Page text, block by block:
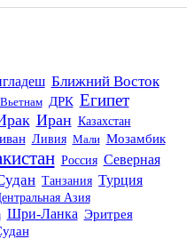
Ближний Восток
Вьетнам ДРК Египет
Иран Казахстан
Ливия Мали Мозамбик
Россия Северная
Танзания Турция
Азия
Шри-Ланка Эритрея